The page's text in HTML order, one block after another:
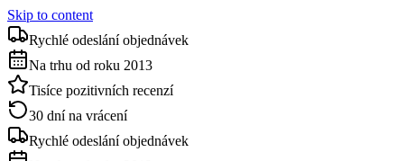
Skip to content
Rychlé odeslání objednávek
Na trhu od roku 2013
Tisíce pozitivních recenzí
30 dní na vrácení
Rychlé odeslání objednávek